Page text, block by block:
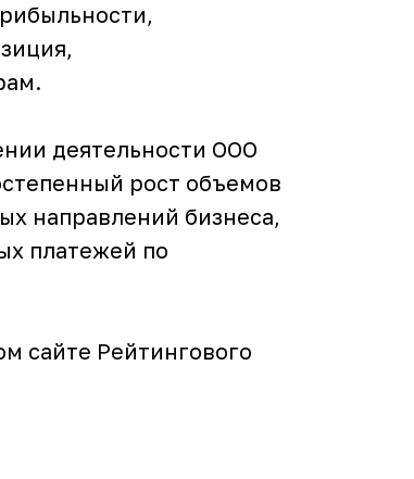
деятельности ООО
рост объемов
направлений бизнеса,
платежей по
сайте Рейтингового